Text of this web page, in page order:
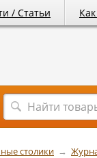
/ Статьи
столики →